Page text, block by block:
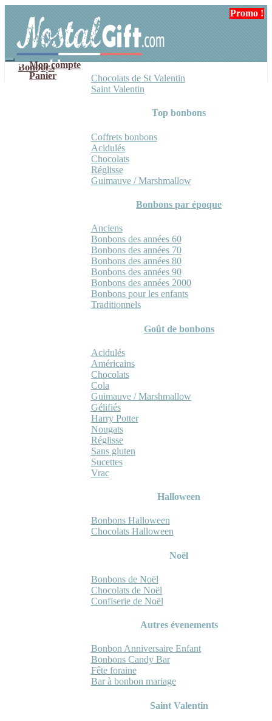
navigation
contenu
Mon compte
Panier
Bonbons
Chocolats de St Valentin
Saint Valentin
Top bonbons
Coffrets bonbons
Acidulés
Chocolats
Réglisse
Guimauve / Marshmallow
Bonbons par époque
Anciens
Bonbons des années 60
Bonbons des années 70
Bonbons des années 80
Bonbons des années 90
Bonbons des années 2000
Bonbons pour les enfants
Traditionnels
Goût de bonbons
Acidulés
Américains
Chocolats
Cola
Guimauve / Marshmallow
Gélifiés
Harry Potter
Nougats
Réglisse
Sans gluten
Sucettes
Vrac
Halloween
Bonbons Halloween
Chocolats Halloween
Noël
Bonbons de Noël
Chocolats de Noël
Confiserie de Noël
Autres évenements
Bonbon Anniversaire Enfant
Bonbons Candy Bar
Fête foraine
Bar à bonbon mariage
Saint Valentin
Promo !
Promo !